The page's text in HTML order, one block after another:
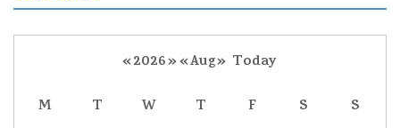
«2026»«Aug» Today
M
T W T F S S